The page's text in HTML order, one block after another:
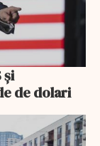
și
de dolari